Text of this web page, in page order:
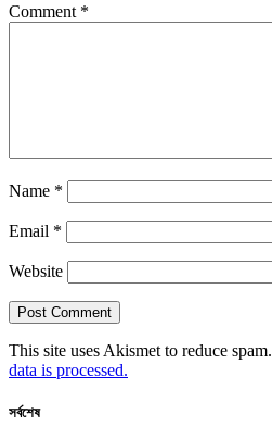
Comment *
Name *
Email *
Website
This site uses Akismet to reduce spam.
data is processed.
সর্বশেষ